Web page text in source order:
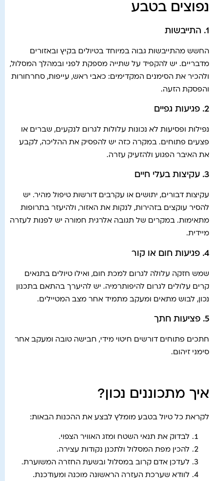
נפוצים בטבע
1. התייבשות
החשש מהתייבשות גבוה במיוחד בטיולים בקיץ ובאזורים
מדבריים. יש להקפיד על שתייה מספקת לפני ובמהלך המסלול,
ולהכיר את הסימנים המקדימים: כאבי ראש, עייפות, סחרחורות
והפסקת הזעה.
2. פגיעות גפיים
נפילות ופסיעות לא נכונות עלולות לגרום לנקעים, שברים או
פצעים פתוחים. במקרה כזה יש להפסיק את ההליכה, לקבע
את האיבר הפגוע ולהזעיק עזרה.
3. עקיצות בעלי חיים
עקיצות דבורים, יתושים או עקרבים דורשות טיפול מהיר. יש
להסיר עוקצים בזהירות, לנקות את האזור, ולהיעזר בתרופות
מתאימות. במקרים של תגובה אלרגית חמורה יש לפנות לעזרה
מיידית.
4. פגיעות חום או קור
שמש חזקה עלולה לגרום למכת חום, ואילו טיולים בתנאים
קרים עלולים לגרום להיפותרמיה. יש להיערך בהתאם בתכנון
נכון, לבוש מתאים ומעקב מתמיד אחר מצב המטיילים.
5. פציעות חתך
חתכים פתוחים דורשים חיטוי מידי, חבישה טובה ומעקב אחר
סימני זיהום.
איך מתכוננים נכון?
לקראת כל טיול בטבע מומלץ לבצע את ההכנות הבאות:
לבדוק את תנאי השטח ומזג האוויר הצפוי.
להכין מפת המסלול ולתכנן נקודות עצירה.
לעדכן אדם קרוב במסלול ובשעת החזרה המשוערת.
לוודא שערכת העזרה הראשונה מוכנה ומעודכנת.